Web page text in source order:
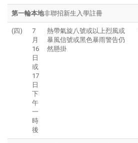
第一輪本地非聯招新生入學註冊
(四)
7
月
16
日
或
17
日
下
午
一
時
後
熱帶氣旋八號或以上烈風或
暴風信號或黑色暴雨警告仍
然懸掛